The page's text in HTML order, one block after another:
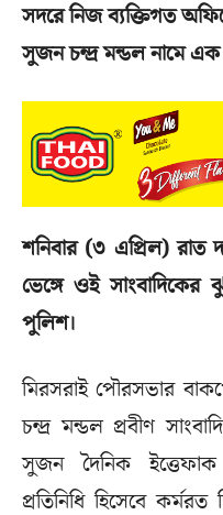
সদরে নিজ ব্যক্তিগত
সুজন চন্দ্র মন্ডল নামে এক
শনিবার (৩ এপ্রিল)
ভেঙ্গে ওই সাংবাদিকের
পুলিশ।
মিরসরাই পৌরসভার
চন্দ্র মন্ডল প্রবীণ
সুজন দৈনিক
প্রতিনিধি হিসেবে